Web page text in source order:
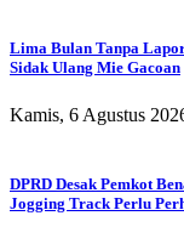
Lima Bulan Tanpa
Sidak Ulang Mie Gacoan
Kamis, 6 Agustus
DPRD Desak Pemkot
Jogging Track Perlu